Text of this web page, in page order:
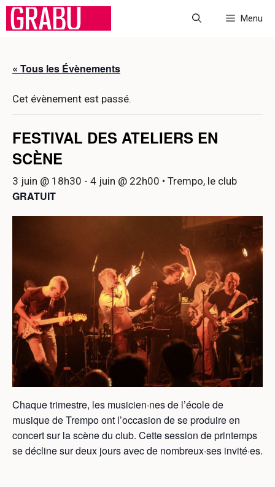
Aller
Menu
« Tous les Évènements
Cet évènement est passé.
FESTIVAL DES ATELIERS EN
SCÈNE
3 juin @ 18h30 - 4 juin @ 22h00
GRATUIT
• Trempo, le club
Chaque trimestre, les musicien·nes de l’école de
musique de Trempo ont l’occasion de se produire en
concert sur la scène du club. Cette session de printemps
se décline sur deux jours avec de nombreux·ses invité·es.